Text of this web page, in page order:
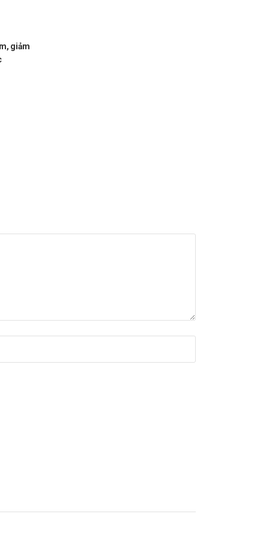
của dược sĩ, bác sĩ khi muốn dùng đồng thời với các
theo.
giảm